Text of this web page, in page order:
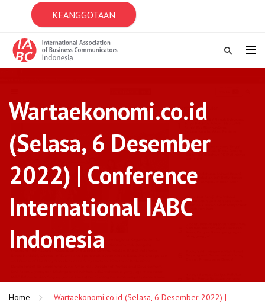
KEANGGOTAAN
Wartaekonomi.co.id
(Selasa, 6 Desember
2022) | Conference
International IABC
Indonesia
Home
Wartaekonomi.co.id (Selasa, 6 Desember 2022) |